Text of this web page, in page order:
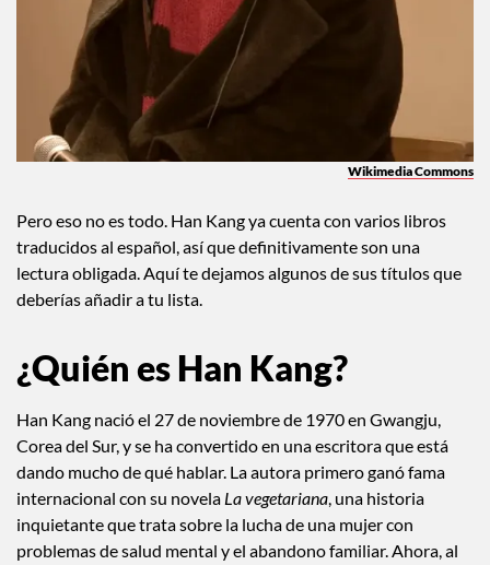
Wikimedia Commons
Pero eso no es todo. Han Kang ya cuenta con varios libros
traducidos al español, así que definitivamente son una
lectura obligada. Aquí te dejamos algunos de sus títulos que
deberías añadir a tu lista.
¿Quién es Han Kang?
Han Kang nació el 27 de noviembre de 1970 en Gwangju,
Corea del Sur, y se ha convertido en una escritora que está
dando mucho de qué hablar. La autora primero ganó fama
internacional con su novela La vegetariana, una historia
inquietante que trata sobre la lucha de una mujer con
problemas de salud mental y el abandono familiar. Ahora, al